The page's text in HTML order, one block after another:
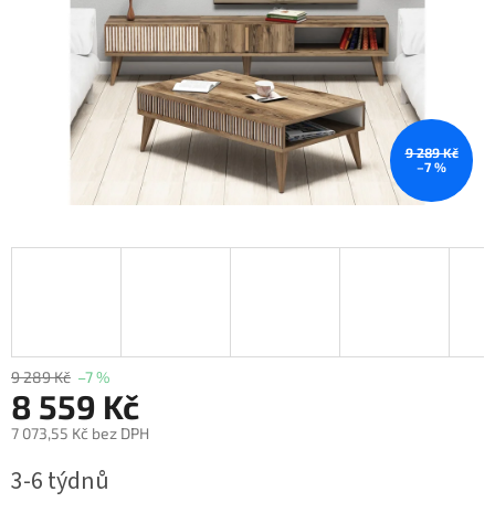
9 289 Kč
–7 %
9 289 Kč –7 %
8 559 Kč
7 073,55 Kč bez DPH
cena:
3-6 týdnů